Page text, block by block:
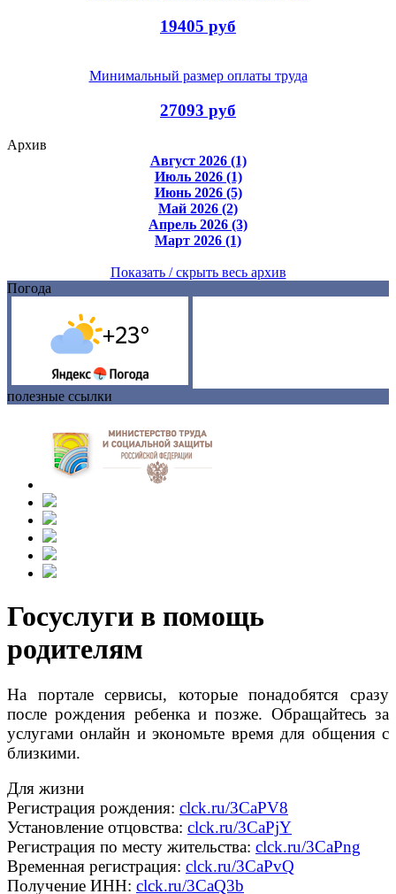
19405 руб
Минимальный размер оплаты труда
27093 руб
Архив
Август 2026 (1)
Июль 2026 (1)
Июнь 2026 (5)
Май 2026 (2)
Апрель 2026 (3)
Март 2026 (1)
Показать / скрыть весь архив
Погода
полезные ссылки
Госуслуги в помощь
родителям
На портале сервисы, которые понадобятся сразу
после рождения ребенка и позже. Обращайтесь за
услугами онлайн и экономьте время для общения с
близкими.
Для жизни
Регистрация рождения: clck.ru/3CaPV8
Установление отцовства: clck.ru/3CaPjY
Регистрация по месту жительства: clck.ru/3CaPng
Временная регистрация: clck.ru/3CaPvQ
Получение ИНН: clck.ru/3CaQ3b